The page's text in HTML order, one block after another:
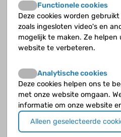
Opvolgende vragen
Hoe vaak komt hypothyreoïdie
Hoe wordt de schildklier
Waar ligt de schildklier?
Functionele cookies
Deze cookies worden
zoals ingesloten video's en
mogelijk te maken. Ze helpen
website te verbeteren.
Analytische cookies
Deze cookies helpen ons te
met onze website omgaan.
informatie om onze website
Alleen geselecteerde